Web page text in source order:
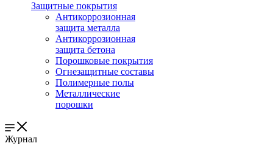
Защитные покрытия
Антикоррозионная
защита металла
Антикоррозионная
защита бетона
Порошковые покрытия
Огнезащитные составы
Полимерные полы
Металлические
порошки
Журнал